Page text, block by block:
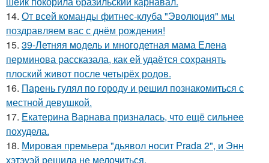
14. От всей команды фитнес-клуба "Эволюция" мы
поздравляем вас с днём рождения!
15. 39-Летняя модель и многодетная мама Елена
перминова рассказала, как ей удаётся сохранять
плоский живот после четырёх родов.
16. Парень гулял по городу и решил познакомиться с
местной девушкой.
17. Екатерина Варнава призналась, что ещё сильнее
похудела.
18. Мировая премьера "дьявол носит Prada 2", и Энн
хэтэуэй решила не мелочиться.